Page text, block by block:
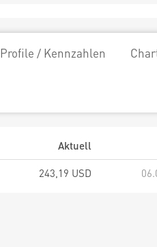
Profile / Kennzahlen
Aktuell
243,19 USD